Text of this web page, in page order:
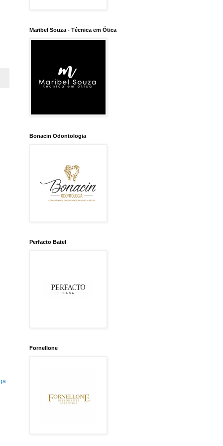
Maribel Souza - Técnica em Ótica
Bonacin Odontologia
Perfacto Batel
Fornellone